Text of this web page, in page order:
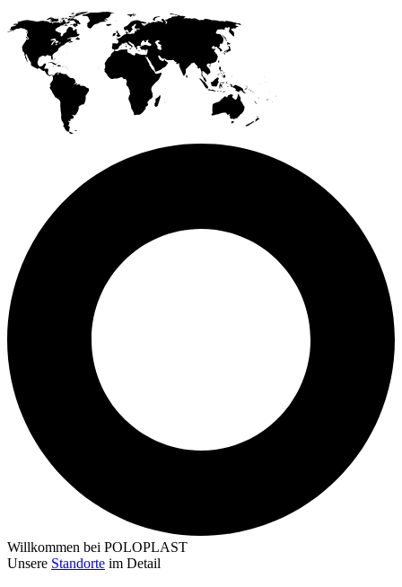
Willkommen bei POLOPLAST
Unsere Standorte im Detail